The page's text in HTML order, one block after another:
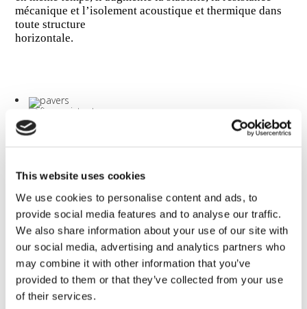
This website uses cookies
We use cookies to personalise content and ads, to
provide social media features and to analyse our traffic.
We also share information about your use of our site with
our social media, advertising and analytics partners who
may combine it with other information that you’ve
provided to them or that they’ve collected from your use
of their services.
mécanique et l’isolement acoustique et thermique dans
toute structure
horizontale.
PAVÉS RÉSISTANTS AU FEU
PAVÉS CREUX ET EN DEMI-COQUE
ORBIS